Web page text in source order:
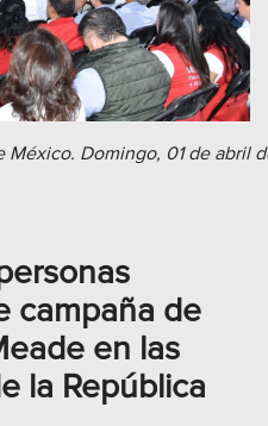
México. Domingo, 01 de abril
campaña de
en las
la República